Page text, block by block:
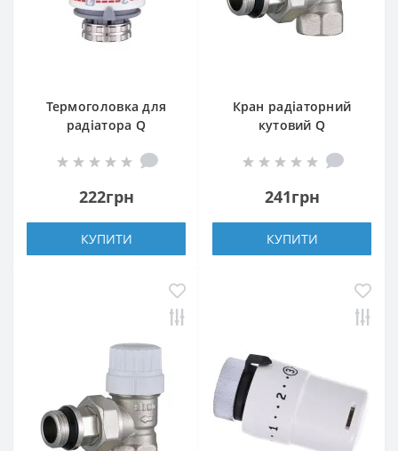
Термоголовка для
радіатора Q
NV-QP5030 M30х1,5
222грн
КУПИТИ
Кран радіаторний
кутовий Q
NV-QP5007 під ключ з
241грн
КУПИТИ